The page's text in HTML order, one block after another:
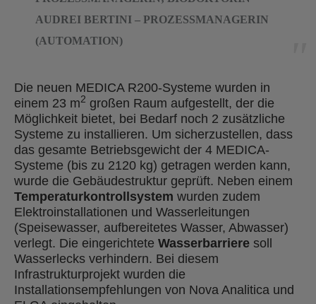
AUDREI BERTINI – PROZESSMANAGERIN
(AUTOMATION)
Die neuen MEDICA R200-Systeme wurden in
einem 23 m2 großen Raum aufgestellt, der die
Möglichkeit bietet, bei Bedarf noch 2 zusätzliche
Systeme zu installieren. Um sicherzustellen, dass
das gesamte Betriebsgewicht der 4 MEDICA-
Systeme (bis zu 2120 kg) getragen werden kann,
wurde die Gebäudestruktur geprüft. Neben einem
Temperaturkontrollsystem wurden zudem
Elektroinstallationen und Wasserleitungen
(Speisewasser, aufbereitetes Wasser, Abwasser)
verlegt. Die eingerichtete Wasserbarriere soll
Wasserlecks verhindern. Bei diesem
Infrastrukturprojekt wurden die
Installationsempfehlungen von Nova Analitica und